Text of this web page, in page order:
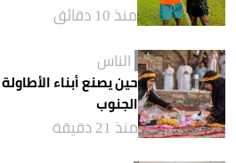
منذ 10 دقائق
الناس
حين يصنع أبناء
الجنوب
منذ 21 دقيقة